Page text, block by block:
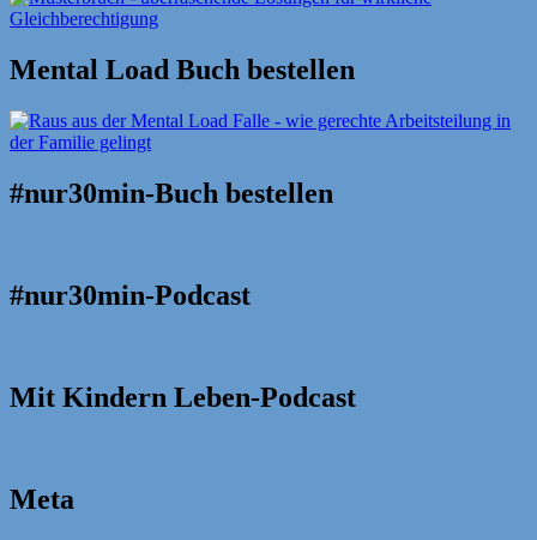
Mental Load Buch bestellen
#nur30min-Buch bestellen
#nur30min-Podcast
Mit Kindern Leben-Podcast
Meta